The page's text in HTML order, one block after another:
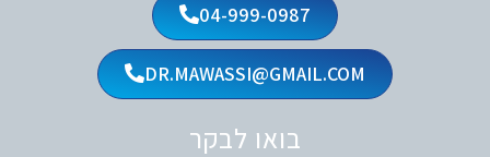
04-999-0987
DR.MAWASSI@GMAIL.COM
בואו לבקר